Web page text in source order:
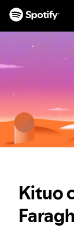
KWENYE
Kituo